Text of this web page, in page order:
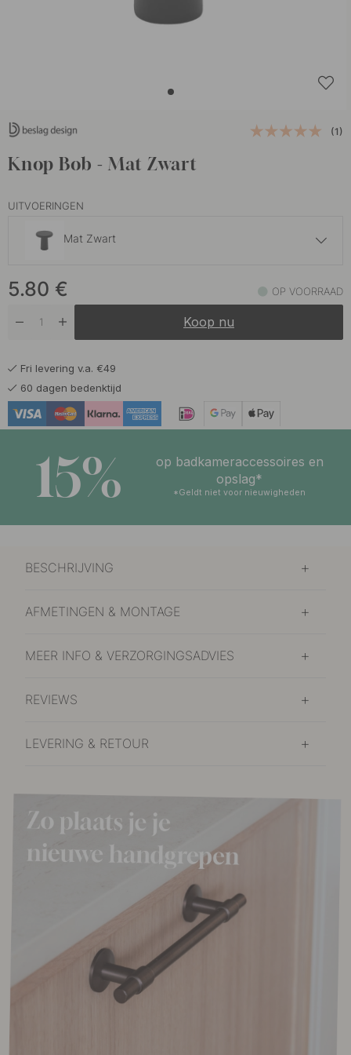
(1)
Knop Bob - Mat Zwart
UITVOERINGEN
Mat Zwart
Geborsteld Messing Op voorraad
Op voorraad
Vernikkeld
5.80 € OP VOORRAAD
Koop nu
Fri levering v.a. €49
60 dagen bedenktijd
15%
op badkameraccessoires en
opslag*
*Geldt niet voor nieuwigheden
BESCHRIJVING
AFMETINGEN & MONTAGE
MEER INFO & VERZORGINGSADVIES
REVIEWS
LEVERING & RETOUR